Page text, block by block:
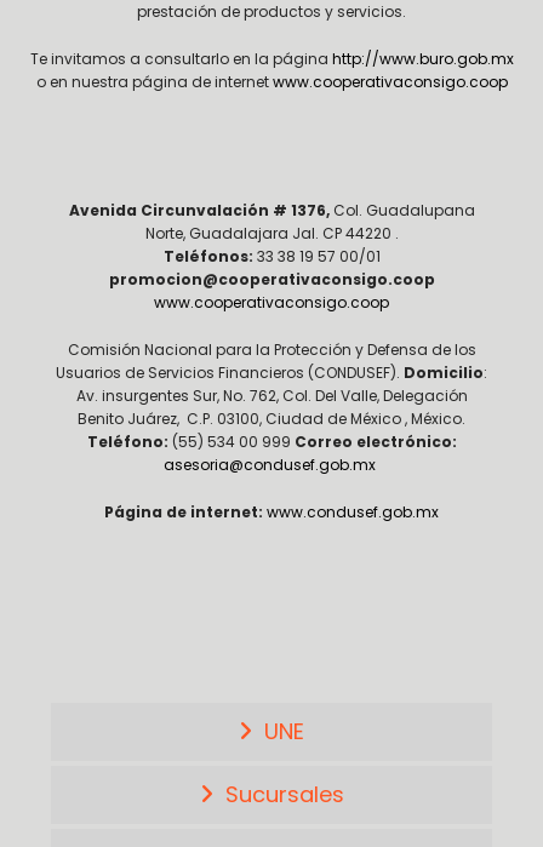
prestación de productos y servicios.
Te invitamos a consultarlo en la página http://www.buro.gob.mx
o en nuestra página de internetwww.cooperativaconsigo.coop
Avenida Circunvalación # 1376, Col. Guadalupana
Norte, Guadalajara Jal. CP 44220 .
Teléfonos: 33 38 19 57 00/01
promocion@cooperativaconsigo.coop
www.cooperativaconsigo.coop
Comisión Nacional para la Protección y Defensa de los
Usuarios de Servicios Financieros (CONDUSEF). Domicilio:
Av. insurgentes Sur, No. 762, Col. Del Valle, Delegación
Benito Juárez, C.P. 03100, Ciudad de México , México.
Teléfono: (55) 534 00 999 Correo electrónico:
asesoria@condusef.gob.mx
Página de internet: www.condusef.gob.mx
UNE
Sucursales